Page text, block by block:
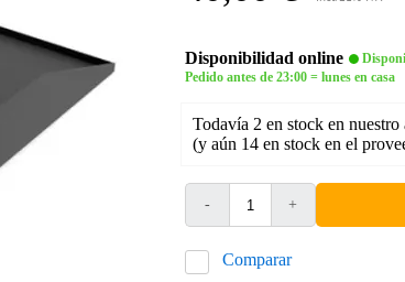
Disponibilidad online
Pedido antes de 23:00 = lunes en casa
Todavía 2 en stock en nuestro
(y aún 14 en stock en el
- +
Comparar